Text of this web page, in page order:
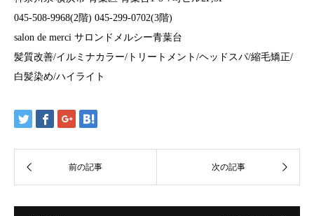
045-508-9968(2階) 045-299-0702(3階)
salon de merci サロンドメルシー青葉台
髪質改善/イルミナカラー/トリートメント/ヘッドスパ/縮毛矯正/
白髪染め/ハイライト